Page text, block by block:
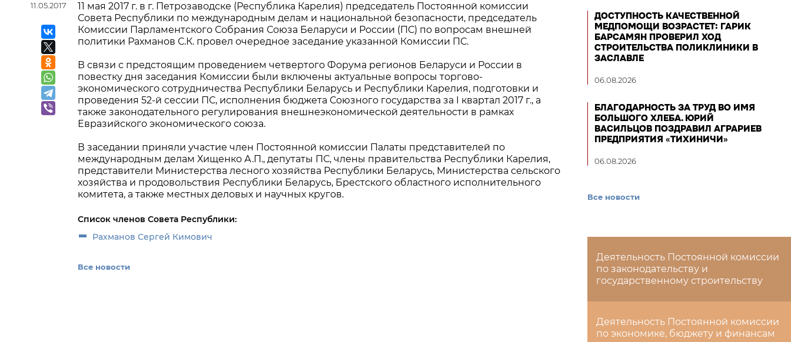
11.05.2017
11 мая 2017 г. в г. Петрозаводске (Республика Карелия) председатель Постоянной комиссии
Совета Республики по международным делам и национальной безопасности, председатель
Комиссии Парламентского Собрания Союза Беларуси и России (ПС) по вопросам внешней
политики Рахманов С.К. провел очередное заседание указанной Комиссии ПС.
В связи с предстоящим проведением четвертого Форума регионов Беларуси и России в
повестку дня заседания Комиссии были включены актуальные вопросы торгово-
экономического сотрудничества Республики Беларусь и Республики Карелия, подготовки и
проведения 52-й сессии ПС, исполнения бюджета Союзного государства за I квартал 2017 г., а
также законодательного регулирования внешнеэкономической деятельности в рамках
Евразийского экономического союза.
В заседании приняли участие член Постоянной комиссии Палаты представителей по
международным делам Хищенко А.П., депутаты ПС, члены правительства Республики Карелия,
представители Министерства лесного хозяйства Республики Беларусь, Министерства сельского
хозяйства и продовольствия Республики Беларусь, Брестского областного исполнительного
комитета, а также местных деловых и научных кругов.
Список членов Совета Республики:
Рахманов Сергей Кимович
Все новости
ДОСТУПНОСТЬ КАЧЕСТВЕННОЙ
МЕДПОМОЩИ ВОЗРАСТЕТ: ГАРИК
БАРСАМЯН ПРОВЕРИЛ ХОД
СТРОИТЕЛЬСТВА ПОЛИКЛИНИКИ В
ЗАСЛАВЛЕ
06.08.2026
БЛАГОДАРНОСТЬ ЗА ТРУД ВО ИМЯ
БОЛЬШОГО ХЛЕБА. ЮРИЙ
ВАСИЛЬЦОВ ПОЗДРАВИЛ АГРАРИЕВ
ПРЕДПРИЯТИЯ «ТИХИНИЧИ»
06.08.2026
Все новости
Деятельность Постоянной комиссии
по законодательству и
государственному строительству
Деятельность Постоянной комиссии
по экономике, бюджету и финансам